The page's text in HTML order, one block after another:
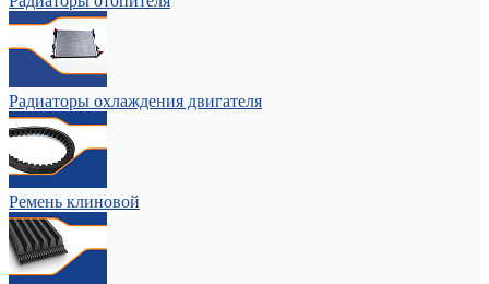
Радиаторы охлаждения двигателя
Ремень клиновой